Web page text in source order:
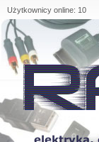
Użytkownicy online: 10